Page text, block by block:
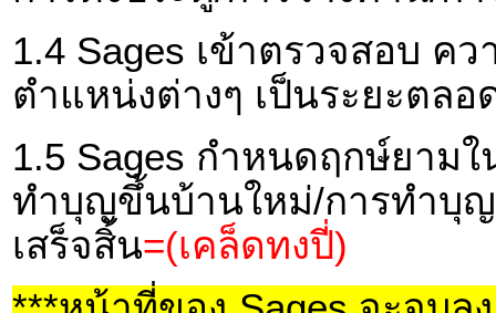
1.4 Sages เข้าตรวจสอบ ค
ตำแหน่งต่างๆ เป็นระยะตลอ
1.5 Sages กำหนดฤกษ์ยามใ
ทำบุญขึ้นบ้านใหม่/การทำบุญ
เสร็จสิ้น=(เคล็ดทงปี่)